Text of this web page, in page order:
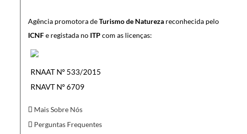
Agência promotora deTurismo de Natureza reconhecida pelo
ICNFe registada no ITPcom as licenças:
RNAAT Nº 533/2015
RNAVT Nº 6709
Mais Sobre Nós
Perguntas Frequentes